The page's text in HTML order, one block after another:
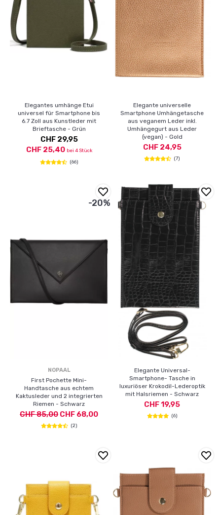
Elegantes umhänge Etui
universel für Smartphone bis
6.7 Zoll aus Kunstleder mit
Brieftasche - Grün
CHF 29,95
CHF 25,40 bei 4 Stück
(66)
Elegante universelle
Smartphone Umhängetasche
aus veganem Leder inkl.
Umhängegurt aus Leder
(vegan) - Gold
CHF 24,95
(7)
NOPAAL
First Pochette Mini-
Handtasche aus echtem
Kaktusleder und 2 integrierten
Riemen - Schwarz
CHF 85,00 CHF 68,00
(2)
-20%
Elegante Universal-
Smartphone- Tasche in
luxuriöser Krokodil-Lederoptik
mit Halsriemen - Schwarz
CHF 19,95
(6)